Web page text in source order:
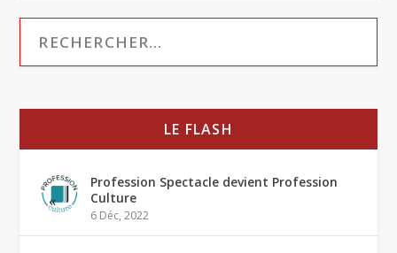
LE FLASH
Profession Spectacle devient Profession
Culture
6 Déc, 2022